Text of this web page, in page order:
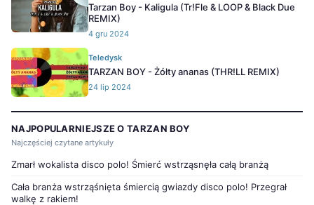
Tarzan Boy - Kaligula (Tr!Fle & LOOP & Black Due
REMIX)
4 gru 2024
Teledysk
TARZAN BOY - Żółty ananas (THR!LL REMIX)
24 lip 2024
NAJPOPULARNIEJSZE O TARZAN BOY
Najczęściej czytane artykuły
Zmarł wokalista disco polo! Śmierć wstrząsnęła całą branżą
Cała branża wstrząśnięta śmiercią gwiazdy disco polo! Przegrał
walkę z rakiem!